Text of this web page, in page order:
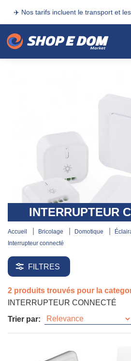
✈️ Nos tarifs incluent le transport et les
INTERRUPTEUR
accueil bricolage domotique
interrupteur connecté
FILTRES
2 produits trouvés pour la
INTERRUPTEUR CONNECTÉ
Trier par: